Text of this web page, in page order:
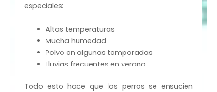
especiales:
Altas temperaturas
Mucha humedad
Polvo en algunas temporadas
Lluvias frecuentes en verano
Todo esto hace que los perros se ensucien